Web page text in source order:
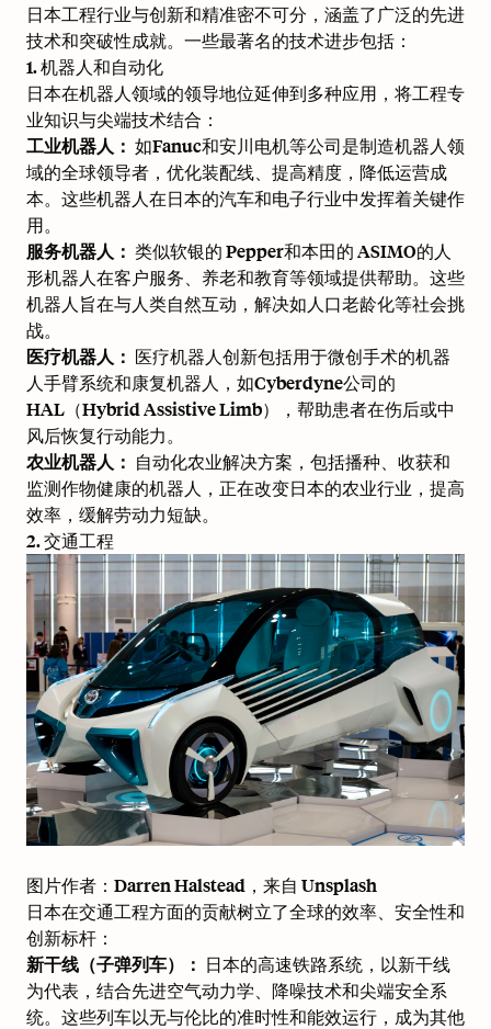
日本工程行业与创新和精准密不可分，涵盖了广泛的先进
技术和突破性成就。一些最著名的技术进步包括：
1. 机器人和自动化
日本在机器人领域的领导地位延伸到多种应用，将工程专
业知识与尖端技术结合：
工业机器人： 如Fanuc和安川电机等公司是制造机器人领
域的全球领导者，优化装配线、提高精度，降低运营成
本。这些机器人在日本的汽车和电子行业中发挥着关键作
用。
服务机器人： 类似软银的 Pepper和本田的 ASIMO的人
形机器人在客户服务、养老和教育等领域提供帮助。这些
机器人旨在与人类自然互动，解决如人口老龄化等社会挑
战。
医疗机器人： 医疗机器人创新包括用于微创手术的机器
人手臂系统和康复机器人，如Cyberdyne公司的
HAL（Hybrid Assistive Limb），帮助患者在伤后或中
风后恢复行动能力。
农业机器人： 自动化农业解决方案，包括播种、收获和
监测作物健康的机器人，正在改变日本的农业行业，提高
效率，缓解劳动力短缺。
2. 交通工程
图片作者： Darren Halstead ，来自 Unsplash
日本在交通工程方面的贡献树立了全球的效率、安全性和
创新标杆：
新干线（子弹列车）： 日本的高速铁路系统，以新干线
为代表，结合先进空气动力学、降噪技术和尖端安全系
统。这些列车以无与伦比的准时性和能效运行，成为其他